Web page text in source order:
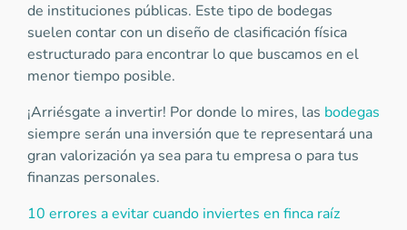
de instituciones públicas. Este tipo de bodegas
suelen contar con un diseño de clasificación física
estructurado para encontrar lo que buscamos en el
menor tiempo posible.
¡Arriésgate a invertir! Por donde lo mires, las bodegas
siempre serán una inversión que te representará una
gran valorización ya sea para tu empresa o para tus
finanzas personales.
10 errores a evitar cuando inviertes en finca raíz